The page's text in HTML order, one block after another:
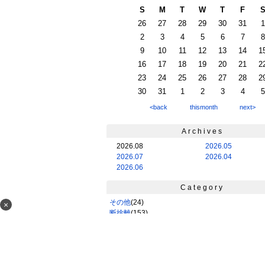
×
S
M T W T F
S
26
27 28 29 30 31
1
2
3 4 5 6 7
8
9
10 11 12 13 14
16
17 18 19 20 21
23
24 25 26 27 28
30
31 1 2 3 4 5
<back thismonth next>
Archives
2026.08
2026.07
2026.06
2026.05
2026.04
Category
その他(24)
断捨離(153)